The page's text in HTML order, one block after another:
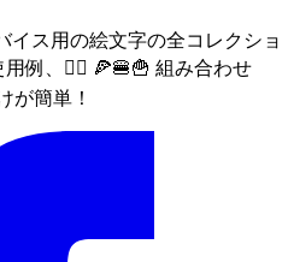
イス用の絵文字の全コレクショ
例、🙅‍♀️ 🍕🍔🍟 組み合わせ
が簡単！